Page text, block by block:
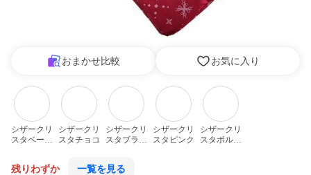
おまかせ比較 お気に入り
シザークリ
スタベージ
シザークリ
スタチョコ
シザークリ
スタブラッ
シザークリ
スタピンク
シザークリ
スタボルド
残りわずか 一覧を見る